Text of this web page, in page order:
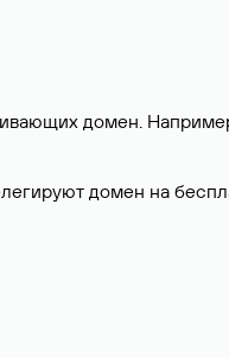
домен.
домен на